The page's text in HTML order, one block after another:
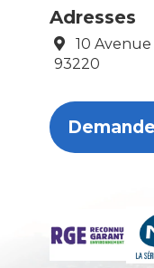
Adresses
10
93220